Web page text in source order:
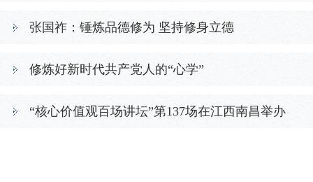
张国祚：锤炼品德修为 坚持修身立德
修炼好新时代共产党人的“心学”
“核心价值观百场讲坛”第137场在江西南昌举办